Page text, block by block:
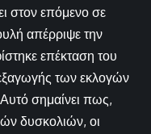
στον επόμενο σε
απέρριψε την
επέκταση του
των εκλογών
σημαίνει πως,
δυσκολιών, οι